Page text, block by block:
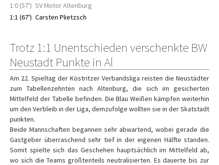
1:0 (57') SV Motor Altenburg
1:1 (67') Carsten Plietzsch
Trotz 1:1 Unentschieden verschenkte BW
Neustadt Punkte in Al
Am 22. Spieltag der Köstritzer Verbandsliga reisten die Neustädter
zum Tabellenzehnten nach Altenburg, die sich im gesicherten
Mittelfeld der Tabelle befinden. Die Blau Weißen kämpfen weiterhin
um den Verbleib in der Liga, demzufolge wollten sie in der Skatstadt
punkten.
Beide Mannschaften begannen sehr abwartend, wobei gerade die
Gastgeber überraschend sehr tief in der eigenen Hälfte standen.
Somit spielte sich das Geschehen hauptsächlich im Mittelfeld ab,
wo sich die Teams größtenteils neutralisierten. Es dauerte bis zur